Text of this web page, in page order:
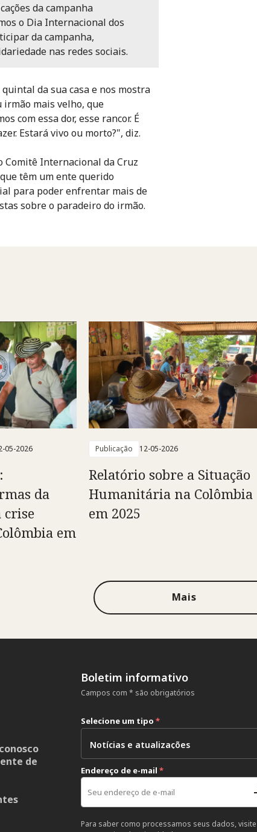
da campanha
o Dia Internacional dos
da campanha,
nas redes sociais.
da sua casa e nos mostra
irmão mais velho, que
com essa dor, esse rancor. É
Estará vivo ou morto?", diz.
Comitê Internacional da Cruz
têm um ente querido
para poder enfrentar mais de
sobre o paradeiro do irmão.
05-2026
da
crise
em
Publicação 12-05-2026
Relatório sobre a Situação
Humanitária na Colômbia
em 2025
Mais
de
Boletim informativo
Campos com * são obrigatórios
Selecione um tipo *
Endereço de e-mail *
Para saber como processamos seus dados, visite